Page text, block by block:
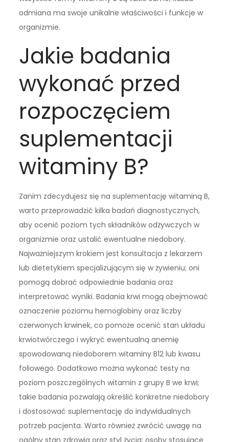
odmiana ma swoje unikalne właściwości i funkcje w
organizmie.
Jakie badania
wykonać przed
rozpoczęciem
suplementacji
witaminy B?
Zanim zdecydujesz się na suplementację witaminą B,
warto przeprowadzić kilka badań diagnostycznych,
aby ocenić poziom tych składników odżywczych w
organizmie oraz ustalić ewentualne niedobory.
Najważniejszym krokiem jest konsultacja z lekarzem
lub dietetykiem specjalizującym się w żywieniu; oni
pomogą dobrać odpowiednie badania oraz
interpretować wyniki. Badania krwi mogą obejmować
oznaczenie poziomu hemoglobiny oraz liczby
czerwonych krwinek, co pomoże ocenić stan układu
krwiotwórczego i wykryć ewentualną anemię
spowodowaną niedoborem witaminy B12 lub kwasu
foliowego. Dodatkowo można wykonać testy na
poziom poszczególnych witamin z grupy B we krwi;
takie badania pozwalają określić konkretne niedobory
i dostosować suplementację do indywidualnych
potrzeb pacjenta. Warto również zwrócić uwagę na